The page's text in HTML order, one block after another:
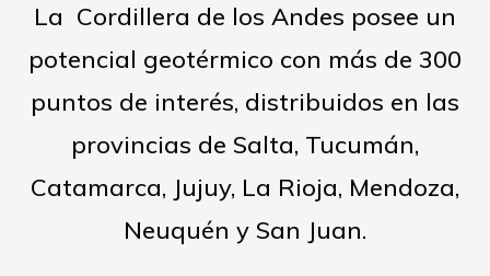
La Cordillera de los Andes posee un
potencial geotérmico con más de 300
puntos de interés, distribuidos en las
provincias de Salta, Tucumán,
Catamarca, Jujuy, La Rioja, Mendoza,
Neuquén y San Juan.